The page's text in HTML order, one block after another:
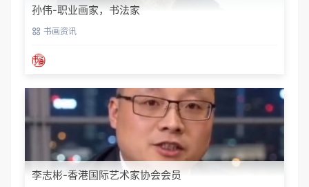
孙伟-职业画家，书法家
书画资讯
李志彬-香港国际艺术家协会会员